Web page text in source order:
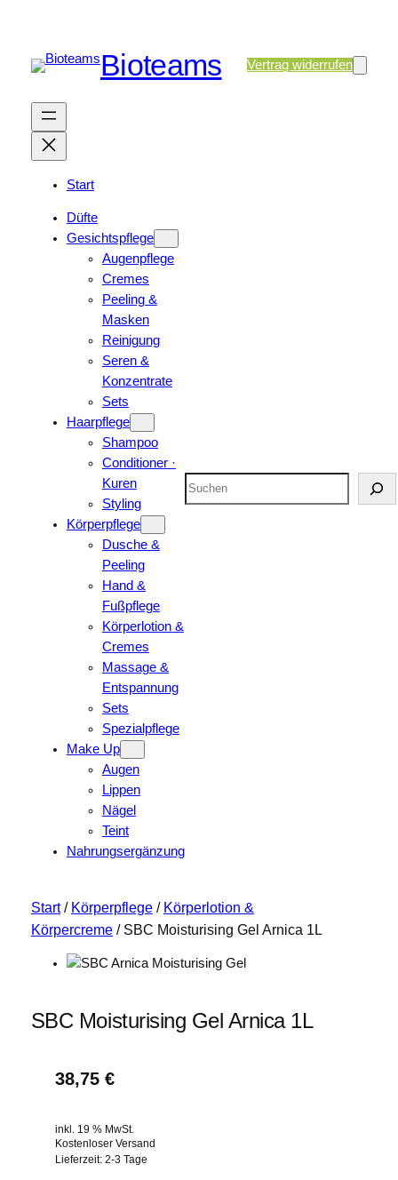
Bioteams Vertrag widerrufen
Start
Düfte
Gesichtspflege
Augenpflege
Cremes
Peeling &
Masken
Reinigung
Seren &
Konzentrate
Sets
Haarpflege
Shampoo
Conditioner ·
Kuren
Styling
Körperpflege
Dusche &
Peeling
Hand &
Fußpflege
Körperlotion &
Cremes
Massage &
Entspannung
Sets
Spezialpflege
Make Up
Augen
Lippen
Nägel
Teint
Nahrungsergänzung
Suchen
Start/ Körperpflege/ Körperlotion &
Körpercreme/ SBC Moisturising Gel Arnica 1L
SBC Moisturising Gel Arnica 1L
38,75 €
inkl. 19 % MwSt.
Kostenloser Versand
Lieferzeit: 2-3 Tage